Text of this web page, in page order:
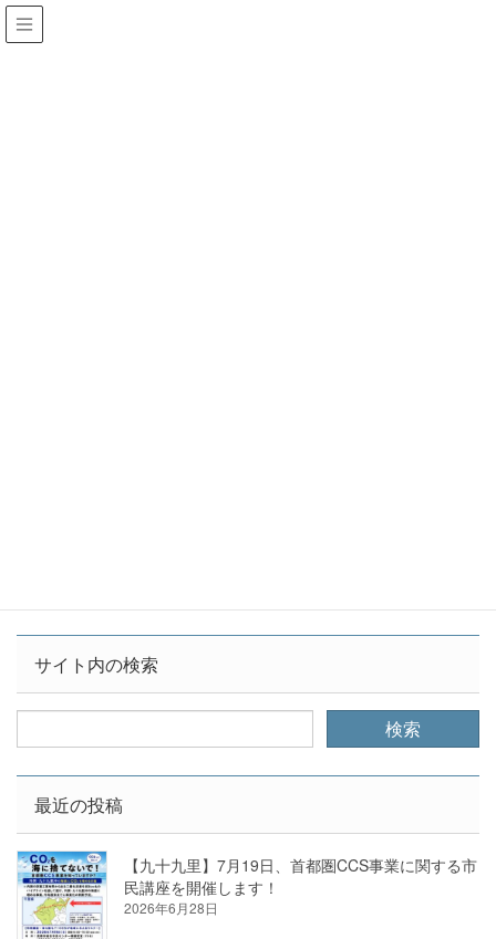
サイト内の検索
最近の投稿
【九十九里】7月19日、首都圏CCS事業に関する市
民講座を開催します！
2026年6月28日